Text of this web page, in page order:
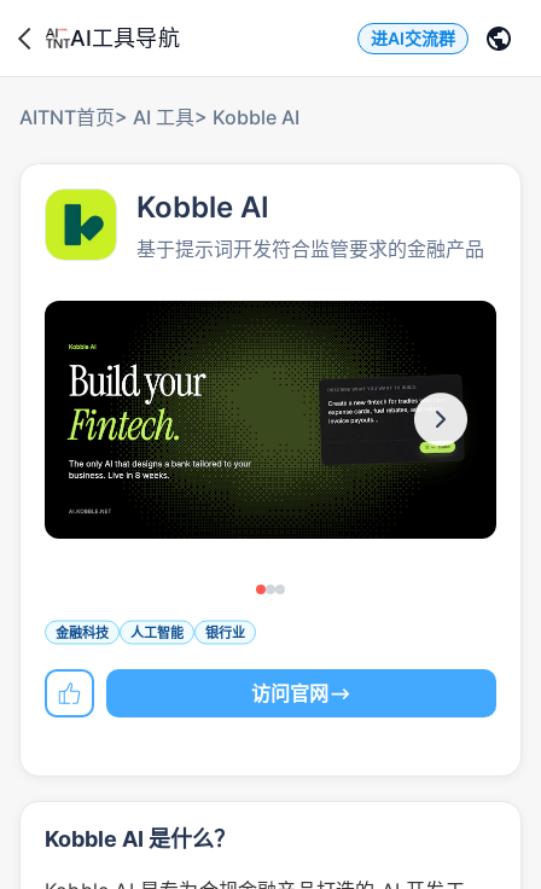
AI工具导航 进AI交流群
AITNT首页> AI 工具> Kobble AI
Kobble AI
基于提示词开发符合监管要求的金融产品
金融科技 人工智能 银行业
访问官网
Kobble AI 是什么？